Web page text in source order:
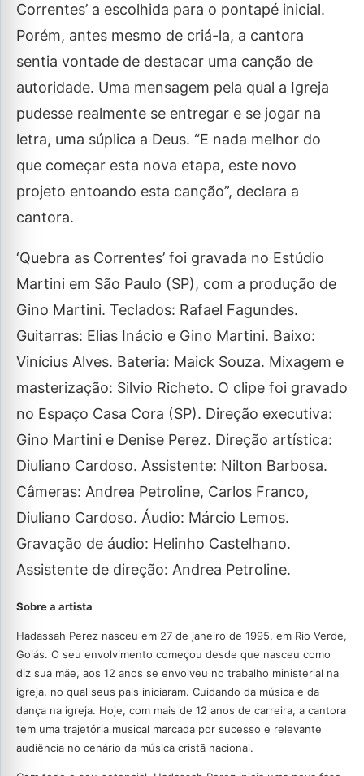
Correntes’ a escolhida para o pontapé inicial.
Porém, antes mesmo de criá-la, a cantora
sentia vontade de destacar uma canção de
autoridade. Uma mensagem pela qual a Igreja
pudesse realmente se entregar e se jogar na
letra, uma súplica a Deus. “E nada melhor do
que começar esta nova etapa, este novo
projeto entoando esta canção”, declara a
cantora.
‘Quebra as Correntes’ foi gravada no Estúdio
Martini em São Paulo (SP), com a produção de
Gino Martini. Teclados: Rafael Fagundes.
Guitarras: Elias Inácio e Gino Martini. Baixo:
Vinícius Alves. Bateria: Maick Souza. Mixagem e
masterização: Silvio Richeto. O clipe foi gravado
no Espaço Casa Cora (SP). Direção executiva:
Gino Martini e Denise Perez. Direção artística:
Diuliano Cardoso. Assistente: Nilton Barbosa.
Câmeras: Andrea Petroline, Carlos Franco,
Diuliano Cardoso. Áudio: Márcio Lemos.
Gravação de áudio: Helinho Castelhano.
Assistente de direção: Andrea Petroline.
Sobre a artista
Hadassah Perez nasceu em 27 de janeiro de 1995, em Rio Verde,
Goiás. O seu envolvimento começou desde que nasceu como
diz sua mãe, aos 12 anos se envolveu no trabalho ministerial na
igreja, no qual seus pais iniciaram. Cuidando da música e da
dança na igreja. Hoje, com mais de 12 anos de carreira, a cantora
tem uma trajetória musical marcada por sucesso e relevante
audiência no cenário da música cristã nacional.